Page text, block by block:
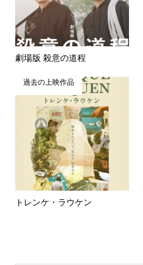
劇場版 殺意の道程
過去の上映作品
トレンケ・ラウケン